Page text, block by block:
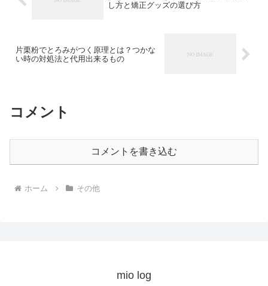
し方と矯正グッズの選び方
片栗粉でとろみがつく原理とは？つかな
い時の対処法と代用出来るもの
コメント
コメントを書き込む
ホーム その他
mio log